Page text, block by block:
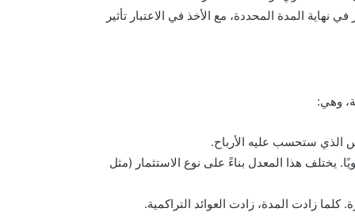
المدة المحددة، مع الأخذ في الاعتبار تأثير
وهي:
الذي ستحسب عليه الأرباح.
يختلف هذا المعدل بناءً على نوع الاستثمار (مثل
زادت المدة، زادت العوائد التراكمية.